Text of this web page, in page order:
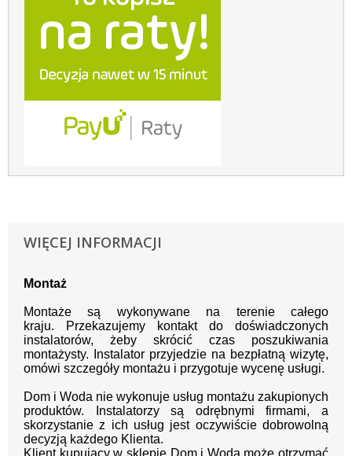
WIĘCEJ INFORMACJI
Montaż
Montaże są wykonywane na terenie całego
kraju.
Przekazujemy kontakt do doświadczonych
instalatorów, żeby skrócić czas poszukiwania
montażysty.
Instalator przyjedzie na bezpłatną wizytę,
omówi szczegóły montażu i przygotuje wycenę usługi.
Dom i Woda nie wykonuje usług montażu zakupionych
produktów. Instalatorzy są odrębnymi firmami, a
skorzystanie z ich usług jest oczywiście dobrowolną
decyzją każdego Klienta.